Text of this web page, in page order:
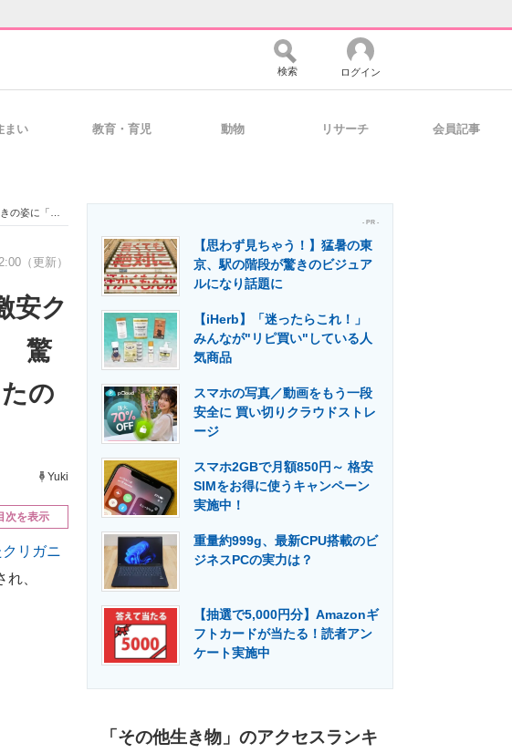
経営リーダーのコミュニティ マーケ×ITの今がよく分かる
製造業のIT導入・活用を支援
エネルギーの専門メディア 建設×テクノロジーの最前線
検索 ログイン
まい 教育・育児 動物 リサーチ 会員記事
だったのに」
（更新）
安ク
驚
の
Yuki
次を表示
リガニ
、
- PR -
【思わず見ちゃう！】猛暑の東
京、駅の階段が驚きのビジュア
ルになり話題に
【iHerb】「迷ったらこれ！」
みんなが"リピ買い"している人
気商品
スマホの写真／動画をもう一段
安全に 買い切りクラウドストレ
ージ
スマホ2GBで月額850円～ 格安
SIMをお得に使うキャンペーン
実施中！
重量約999g、最新CPU搭載のビ
ジネスPCの実力は？
【抽選で5,000円分】Amazonギ
フトカードが当たる！読者アン
ケート実施中
「その他生き物」のアクセスランキ